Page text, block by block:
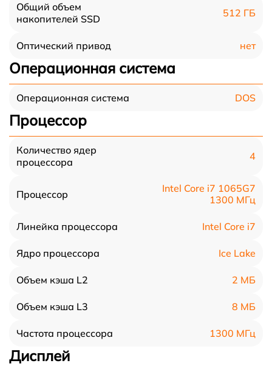
Общий объем
накопителей SSD
512 ГБ
Оптический привод нет
Операционная система
Операционная система DOS
Процессор
Количество ядер
процессора
4
Процессор
Intel Core i7 1065G7
1300 МГц
Линейка процессора Intel Core i7
Ядро процессора Ice Lake
Объем кэша L2 2 МБ
Объем кэша L3 8 МБ
Частота процессора 1300 МГц
Дисплей